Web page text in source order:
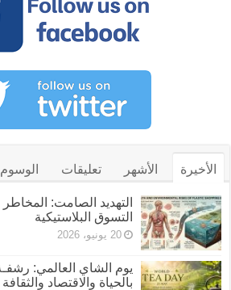
الأخيرة الأشهر تعليقات الوسوم
التهديد الصامت: المخاطر
التسوق البلاستيكية
20 يونيو، 2026
يوم الشاي العالمي:
بالحياة والاقتصاد والثقافة